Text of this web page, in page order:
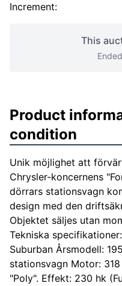
Increment:
This
Product
condition
Unik möjlighet att
Chrysler-koncernens
dörrars stationsvagn
design med den
Objektet säljes utan
Tekniska
Suburban Årsmodell:
stationsvagn Motor:
"Poly". Effekt: 230 hk